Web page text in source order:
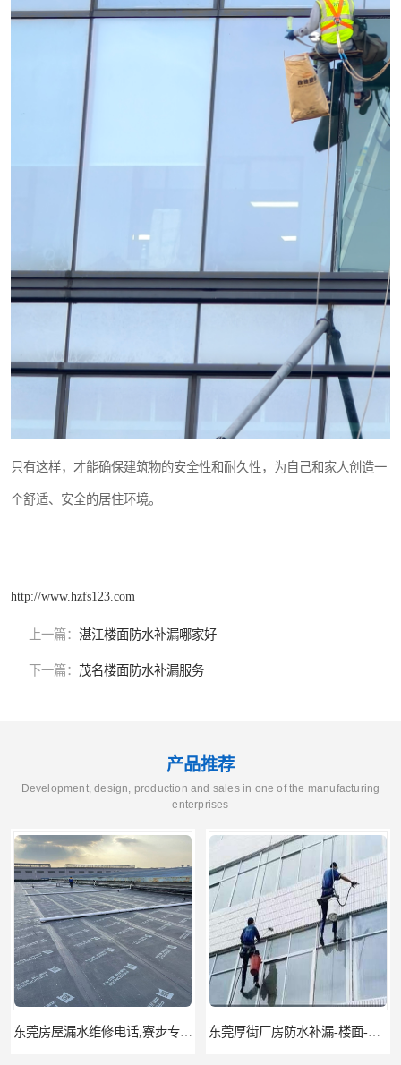
只有这样，才能确保建筑物的安全性和耐久性，为自己和家人创造一
个舒适、安全的居住环境。
http://www.hzfs123.com
上一篇： 湛江楼面防水补漏哪家好
下一篇： 茂名楼面防水补漏服务
产品推荐
Development, design, production and sales in one of the manufacturing
enterprises
东莞厚街厂房防水补漏-楼面-铁皮房-卫生间-外墙漏水维修 东莞厚街专业厂房防水补漏选华展防水，质量好不复漏，省钱省力更省心